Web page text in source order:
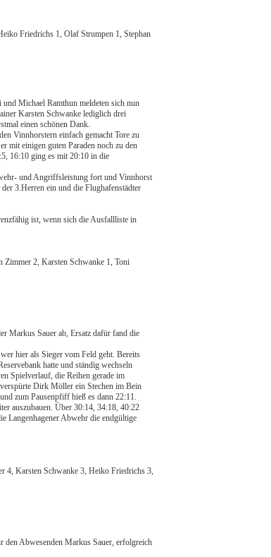
Friedrichs 1, Olaf Strumpen 1, Stephan
Michael Ramthun meldeten sich nun
Karsten Schwanke lediglich drei
einen schönen Dank.
Vinnhorstern einfach gemacht Tore zu
mit einigen guten Paraden noch zu den
16:10 ging es mit 20:10 in die
und Angriffsleistung fort und Vinnhorst
3.Herren ein und die Flughafenstädter
ist, wenn sich die Ausfallliste in
Zimmer 2, Karsten Schwanke 1, Toni
Markus Sauer ab, Ersatz dafür fand die
hier als Sieger vom Feld geht. Bereits
hatte und ständig wechseln
Spielverlauf, die Reihen gerade im
Dirk Möller ein Stechen im Bein
zum Pausenpfiff hieß es dann 22:11.
auszubauen. Über 30:14, 34:18, 40:22
Langenhagener Abwehr die endgültige
4, Karsten Schwanke 3, Heiko Friedrichs 3,
den Abwesenden Markus Sauer, erfolgreich